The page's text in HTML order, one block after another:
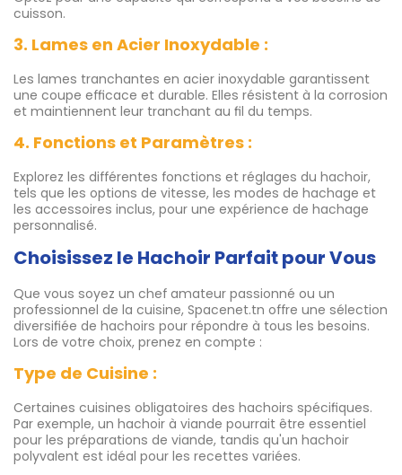
cuisson.
3. Lames en Acier Inoxydable :
Les lames tranchantes en acier inoxydable garantissent
une coupe efficace et durable. Elles résistent à la corrosion
et maintiennent leur tranchant au fil du temps.
4. Fonctions et Paramètres :
Explorez les différentes fonctions et réglages du hachoir,
tels que les options de vitesse, les modes de hachage et
les accessoires inclus, pour une expérience de hachage
personnalisé.
Choisissez le Hachoir Parfait pour Vous
Que vous soyez un chef amateur passionné ou un
professionnel de la cuisine, Spacenet.tn offre une sélection
diversifiée de hachoirs pour répondre à tous les besoins.
Lors de votre choix, prenez en compte :
Type de Cuisine :
Certaines cuisines obligatoires des hachoirs spécifiques.
Par exemple, un hachoir à viande pourrait être essentiel
pour les préparations de viande, tandis qu'un hachoir
polyvalent est idéal pour les recettes variées.